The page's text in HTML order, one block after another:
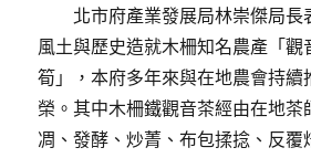
北市府產業發展局林崇傑局長
風土與歷史造就木柵知名農產「觀
筍」，本府多年來與在地農會持續
榮。其中木柵鐵觀音茶經由在地茶
凋、發酵、炒菁、布包揉捻、反覆